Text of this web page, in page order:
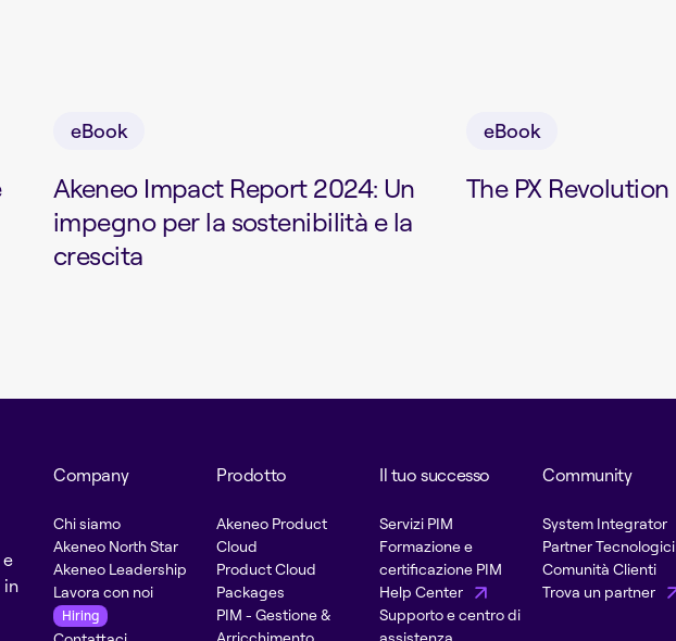
eBook
Akeneo Impact Report 2024: ​​Un
impegno per la sostenibilità e la
crescita
eBook
The PX Revolution
in
Company
Chi siamo
Akeneo North Star
Akeneo Leadership
Lavora con noi
Hiring
Prodotto
Akeneo Product
Cloud
Product Cloud
Packages
PIM - Gestione &
Arricchimento
Il tuo successo
Servizi PIM
Formazione e
certificazione PIM
Help Center
Supporto e centro di
assistenza
Community
System Integrator
Partner Tecnologici
Comunità Clienti
Trova un partner